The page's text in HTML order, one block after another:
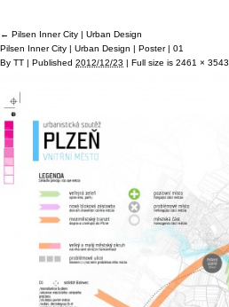
← Pilsen Inner City | Urban Design
Pilsen Inner City | Urban Design | Poster | 01
By TT | Published 2012/12/23 | Full size is 2461 × 3543